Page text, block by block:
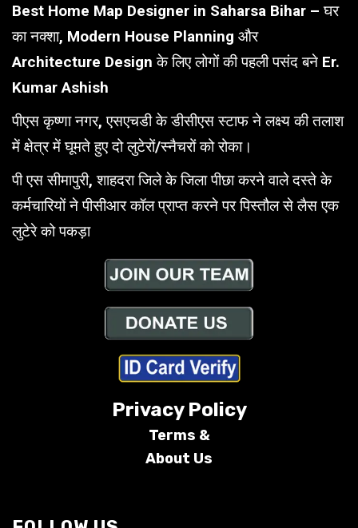
Best Home Map Designer in Saharsa Bihar – घर
का नक्शा, Modern House Planning और
Architecture Design के लिए लोगों की पहली पसंद बने Er.
Kumar Ashish
पीएस कृष्णा नगर, एसएचडी के डीसीएस स्टाफ ने लक्ष्य की तलाश
में क्षेत्र में घूमते हुए दो लुटेरों/स्नैचरों को रोका।
पी एस सीमापुरी, शाहदरा जिले के जिला पीछा करने वाले दस्ते के
कर्मचारियों ने पीसीआर कॉल प्राप्त करने पर पिस्तौल से लैस एक
लुटेरे को पकड़ा
Privacy Policy
Terms &
About Us